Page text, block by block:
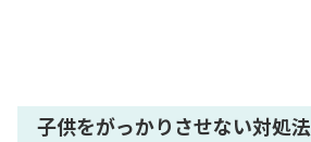
子供をがっかりさせない対処法